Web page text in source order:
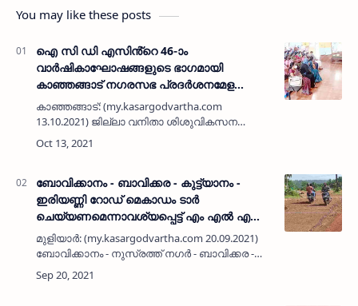
You may like these posts
ഐ സി ഡി എസിൻ്റെ 46-ാം
വാര്‍ഷികാഘോഷങ്ങളുടെ ഭാഗമായി
കാഞ്ഞങ്ങാട് നഗരസഭ പ്രദർശനമേള
സംഘടിപ്പിച്ചു
കാഞ്ഞങ്ങാട്: (my.kasargodvartha.com
13.10.2021) ജില്ലാ വനിതാ ശിശുവികസന
വകുപ്പിൻ്റെ നേതൃത്വത്തിൽ ഐ സി ഡി
എസിൻ്റെ 46-ാം വാര്‍ഷികാഘോഷങ്ങളുടെ
ക്ഷേ…
ബോവിക്കാനം - ബാവിക്കര - കുട്ട്യാനം -
ഇരിയണ്ണി റോഡ് മെകാഡം ടാർ
ചെയ്യണമെന്നാവശ്യപ്പെട്ട് എം എൽ എ
അഡ്വ. സി എച് കുഞ്ഞമ്പുവിന് നിവേദനം
നൽകി മുസ്ലിം ലീഗ്
മുളിയാർ: (my.kasargodvartha.com 20.09.2021)
ബോവിക്കാനം - നുസ്രത്ത് നഗർ - ബാവിക്കര -
കുട്ട്യാനം റോഡ് പൊതുമരാമത്ത് വകുപ്പ്
ഏറ്റെടുത്ത് മെകാഡം ടാർ